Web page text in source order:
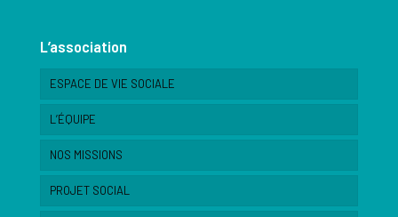
L’association
ESPACE DE VIE SOCIALE
L’ÉQUIPE
NOS MISSIONS
PROJET SOCIAL